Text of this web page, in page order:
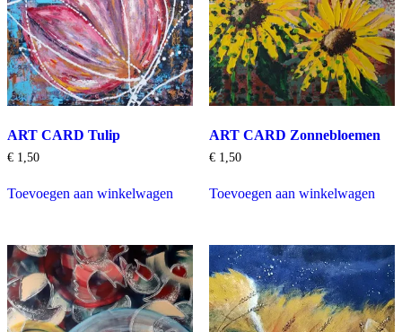
ART CARD Tulip
€ 1,50
Toevoegen aan winkelwagen
ART CARD Zonnebloemen
€1,50
Toevoegen aan winkelwagen